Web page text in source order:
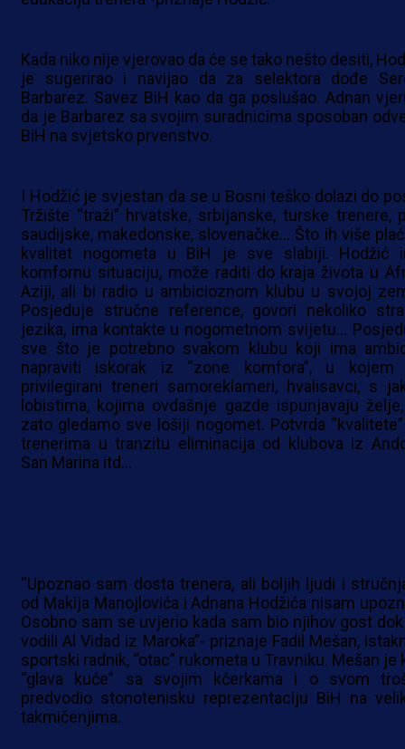
Kada niko nije vjerovao da će se tako nešto desiti,
je sugerirao i navijao da za selektora dođe
Barbarez. Savez BiH kao da ga poslušao. Adnan
da je Barbarez sa svojim suradnicima sposoban
BiH na svjetsko prvenstvo.
I Hodžić je svjestan da se u Bosni teško dolazi do
Tržište “traži” hrvatske, srbijanske, turske trenere,
saudijske, makedonske, slovenačke… Što ih više
kvalitet nogometa u BiH je sve slabiji. Hodžić
komfornu situaciju, može raditi do kraja života u
Aziji, ali bi radio u ambicioznom klubu u svojoj
Posjeduje stručne reference, govori nekoliko
jezika, ima kontakte u nogometnom svijetu…
sve što je potrebno svakom klubu koji ima
napraviti iskorak iz “zone komfora”, u kojem
privilegirani treneri samoreklameri, hvalisavci, s
lobistima, kojima ovdašnje gazde ispunjavaju
zato gledamo sve lošiji nogomet. Potvrda
trenerima u tranzitu eliminacija od klubova iz
San Marina itd…
“Upoznao sam dosta trenera, ali boljih ljudi i
od Makija Manojlovića i Adnana Hodžića nisam
Osobno sam se uvjerio kada sam bio njihov gost
vodili Al Vidad iz Maroka”- priznaje Fadil Mešan,
sportski radnik, “otac” rukometa u Travniku. Mešan je
“glava kuće” sa svojim kćerkama i o svom
predvodio stonotenisku reprezentaciju BiH na
takmičenjima.